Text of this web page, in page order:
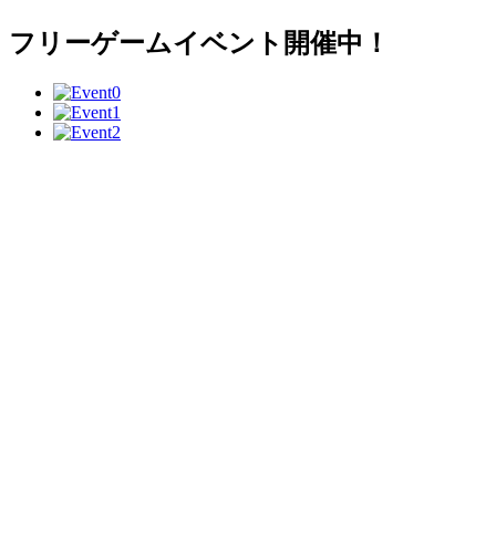
フリーゲームイベント開催中！